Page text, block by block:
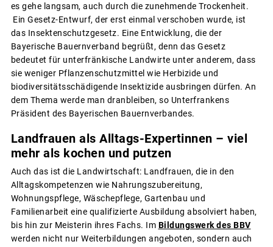
es gehe langsam, auch durch die zunehmende Trockenheit.
Ein Gesetz-Entwurf, der erst einmal verschoben wurde, ist
das Insektenschutzgesetz. Eine Entwicklung, die der
Bayerische Bauernverband begrüßt, denn das Gesetz
bedeutet für unterfränkische Landwirte unter anderem, dass
sie weniger Pflanzenschutzmittel wie Herbizide und
biodiversitätsschädigende Insektizide ausbringen dürfen. An
dem Thema werde man dranbleiben, so Unterfrankens
Präsident des Bayerischen Bauernverbandes.
Landfrauen als Alltags-Expertinnen – viel
mehr als kochen und putzen
Auch das ist die Landwirtschaft: Landfrauen, die in den
Alltagskompetenzen wie Nahrungszubereitung,
Wohnungspflege, Wäschepflege, Gartenbau und
Familienarbeit eine qualifizierte Ausbildung absolviert haben,
bis hin zur Meisterin ihres Fachs. Im Bildungswerk des BBV
werden nicht nur Weiterbildungen angeboten, sondern auch